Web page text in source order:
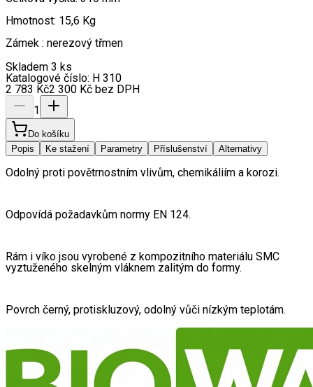
Hmotnost: 15,6 Kg
Zámek : nerezový třmen
Skladem 3 ks
Katalogové číslo: H 310
2 783 Kč2 300 Kč bez DPH
1
Do košíku
Popis
Ke stažení Parametry Příslušenství Alternativy
Odolný proti povětrnostním vlivům, chemikáliím a korozi.
Odpovídá požadavkům normy EN 124.
Rám i víko jsou vyrobené z kompozitního materiálu SMC
vyztuženého skelným vláknem zalitým do formy.
Povrch černý, protiskluzový, odolný vůči nízkým teplotám.